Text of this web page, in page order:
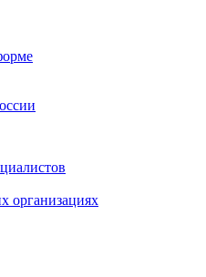
организациях